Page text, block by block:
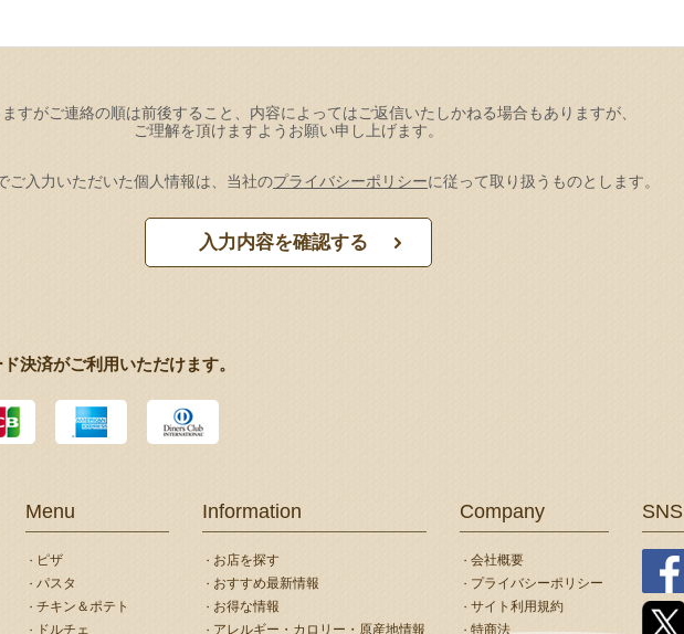
すがご連絡の順は前後すること、内容によってはご返信いたしかねる場合もありますが、
ご理解を頂けますようお願い申し上げます。
ご入力いただいた個人情報は、当社のプライバシーポリシーに従って取り扱うものとします。
決済がご利用いただけます。
Menu
ピザ
パスタ
チキン＆ポテト
ドルチェ
Information
お店を探す
おすすめ最新情報
お得な情報
アレルギー・カロリー・原産地情報
Company
会社概要
プライバシーポリシー
サイト利用規約
特商法
SNS